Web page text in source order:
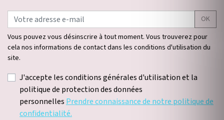
OK
Vous pouvez vous désinscrire à tout moment. Vous trouverez pour
cela nos informations de contact dans les conditions d'utilisation du
site.
J'accepte les conditions générales d'utilisation et la
politique de protection des données
personnellesPrendre connaissance de notre politique de
confidentialité.